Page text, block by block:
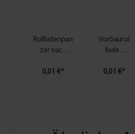
Rollladenpan
zer nach
Konfigurator
0,01 €*
Vorbaurol
lladen
tor
0,01 €*